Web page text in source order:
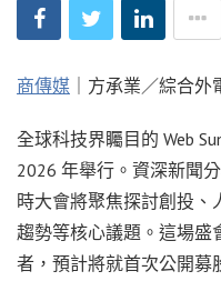
商傳媒 ｜方承業／綜合外
全球科技界矚目的 Web
2026 年舉行。資深新聞
時大會將聚焦探討創投、
趨勢等核心議題。這場盛
者，預計將就首次公開募